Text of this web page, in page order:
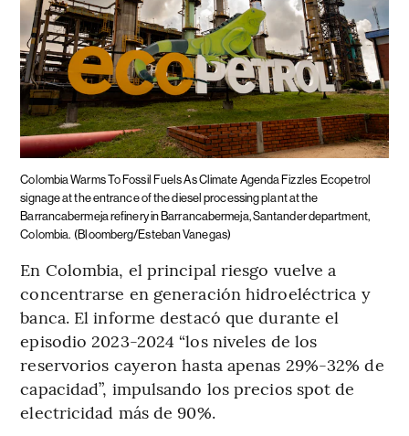
Colombia Warms To Fossil Fuels As Climate Agenda Fizzles Ecopetrol
signage at the entrance of the diesel processing plant at the
Barrancabermeja refinery in Barrancabermeja, Santander department,
Colombia. (Bloomberg/Esteban Vanegas)
En Colombia, el principal riesgo vuelve a
concentrarse en generación hidroeléctrica y
banca. El informe destacó que durante el
episodio 2023-2024 “los niveles de los
reservorios cayeron hasta apenas 29%-32% de
capacidad”, impulsando los precios spot de
electricidad más de 90%.